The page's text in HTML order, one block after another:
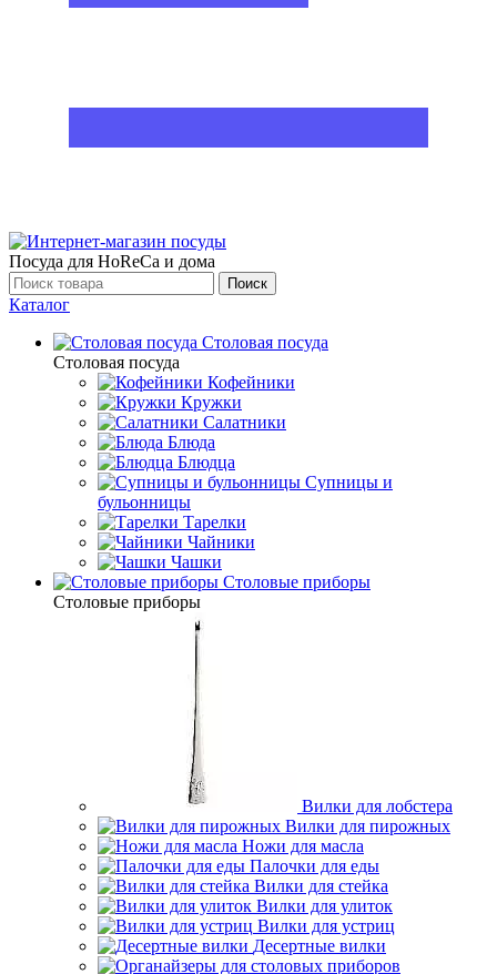
Посуда для HoReCa и дома
Поиск
Каталог
Столовая посуда
Столовая посуда
Кофейники
Кружки
Салатники
Блюда
Блюдца
Супницы и
бульонницы
Тарелки
Чайники
Чашки
Cтоловые приборы
Cтоловые приборы
Вилки для лобстера
Вилки для пирожных
Ножи для масла
Палочки для еды
Вилки для стейка
Вилки для улиток
Вилки для устриц
Десертные вилки